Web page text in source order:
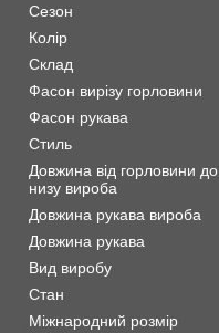
Сезон
Колір
Склад
Фасон вирізу горловини
Фасон рукава
Стиль
Довжина від горловини до
низу вироба
Довжина рукава вироба
Довжина рукава
Вид виробу
Стан
Міжнародний розмір